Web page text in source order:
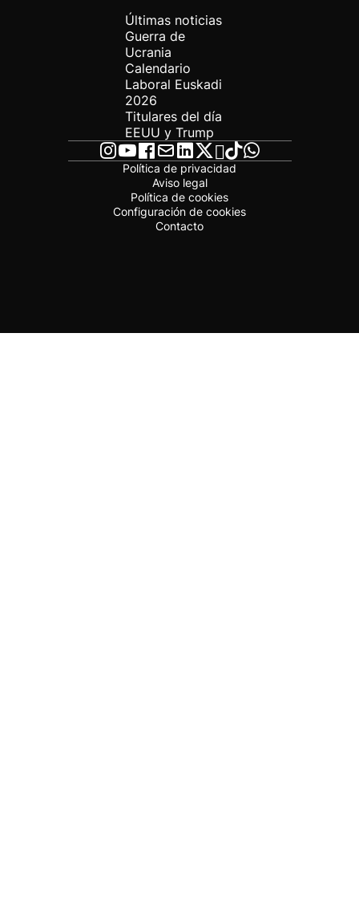
Últimas noticias
Guerra de
Ucrania
Calendario
Laboral Euskadi
2026
Titulares del día
EEUU y Trump
Política de privacidad
Aviso legal
Política de cookies
Configuración de cookies
Contacto